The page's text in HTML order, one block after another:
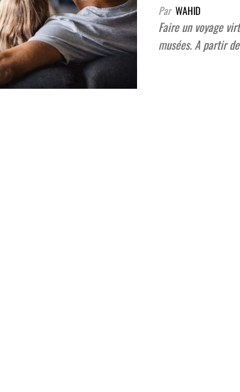
Par WAHID
Faire un voyage
musées. A partir